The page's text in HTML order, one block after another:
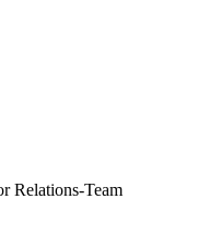
Relations-Team